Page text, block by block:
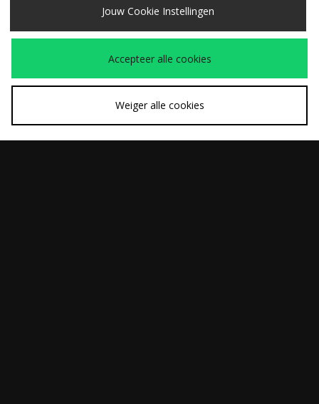
Loose Shorts
Loose Shorts
Jouw Cookie Instellingen
Accepteer alle cookies
Weiger alle cookies